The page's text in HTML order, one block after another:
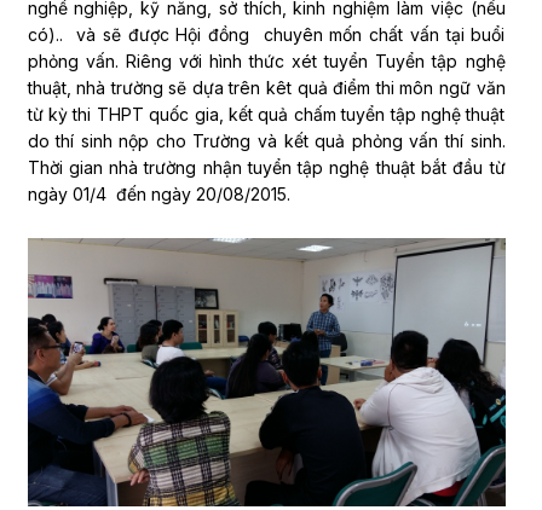
nghề nghiệp, kỹ năng, sở thích, kinh nghiệm làm việc (nếu
có).. và sẽ được Hội đồng chuyên mốn chất vấn tại buổi
phỏng vấn. Riêng với hình thức xét tuyển Tuyển tập nghệ
thuật, nhà trường sẽ dựa trên kêt quả điểm thi môn ngữ văn
từ kỳ thi THPT quốc gia, kết quả chấm tuyển tập nghệ thuật
do thí sinh nộp cho Trường và kết quả phỏng vấn thí sinh.
Thời gian nhà trường nhận tuyển tập nghệ thuật bắt đầu từ
ngày 01/4 đến ngày 20/08/2015.